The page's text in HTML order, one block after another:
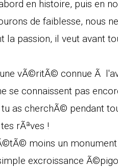
en histoire, puis en
de faiblesse, nous
la passion, il veut avant
vÃ©ritÃ© connue Ã
se connaissent pas
as cherchÃ© pendant
rÃªves !
moins un
excroissance